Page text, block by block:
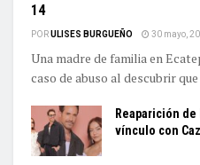
14
PORULISES BURGUEÑO 30 mayo,
Una madre de familia en
caso de abuso al descubrir
Reaparición
vínculo con